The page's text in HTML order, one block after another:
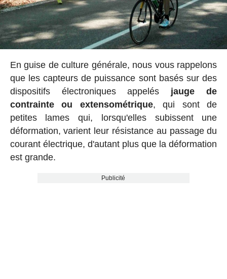
En guise de culture générale, nous vous rappelons
que les capteurs de puissance sont basés sur des
dispositifs électroniques appelés jauge de
contrainte ou extensométrique, qui sont de
petites lames qui, lorsqu'elles subissent une
déformation, varient leur résistance au passage du
courant électrique, d'autant plus que la déformation
est grande.
Publicité